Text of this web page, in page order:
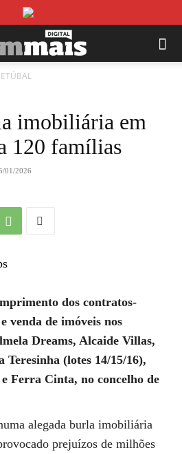
imobiliária em
120 famílias
01/2026
dos contratos-
venda de imóveis nos
Dreams, Alcaide Villas,
Teresinha (lotes 14/15/16),
Ferra Cinta, no concelho de
alegada burla imobiliária
prejuízos de milhões